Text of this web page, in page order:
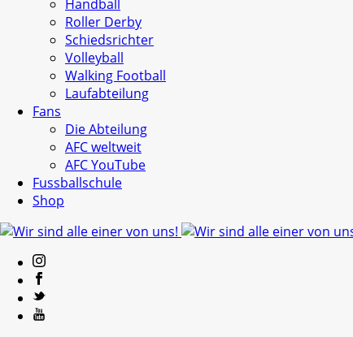
Handball
Roller Derby
Schiedsrichter
Volleyball
Walking Football
Laufabteilung
Fans
Die Abteilung
AFC weltweit
AFC YouTube
Fussballschule
Shop